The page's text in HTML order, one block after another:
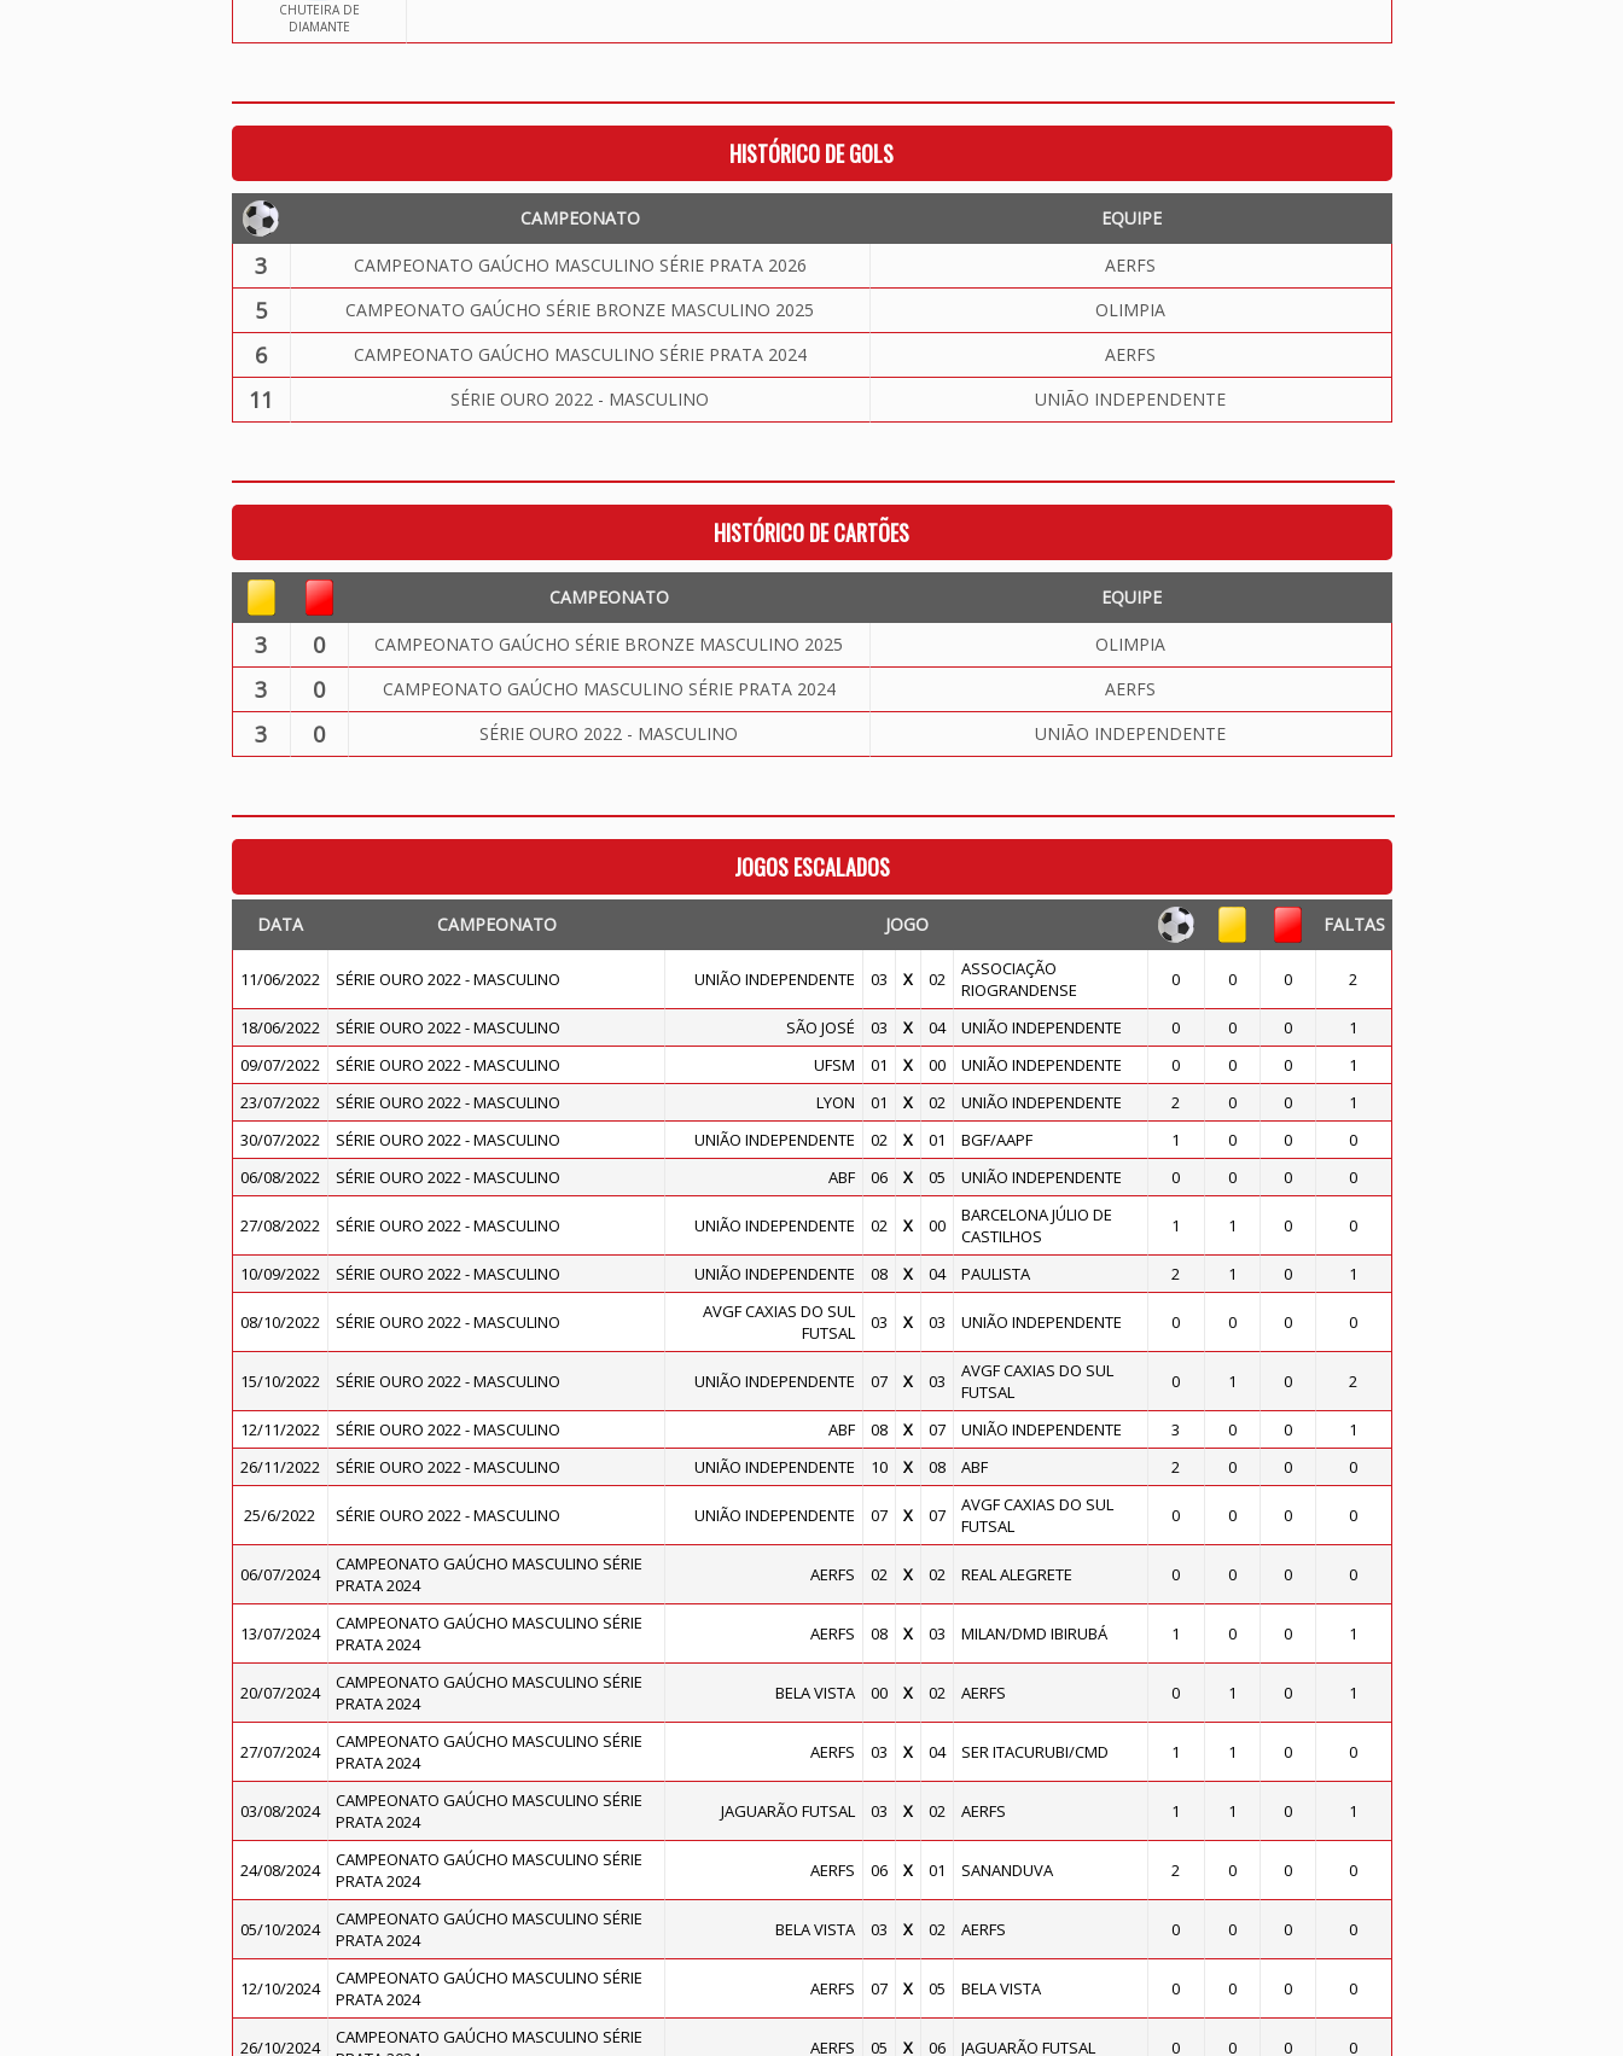
CHUTEIRA DE
DIAMANTE
HISTÓRICO DE GOLS
CAMPEONATO EQUIPE
3 CAMPEONATO GAÚCHO MASCULINO SÉRIE PRATA 2026 AERFS
5 CAMPEONATO GAÚCHO SÉRIE BRONZE MASCULINO 2025 OLIMPIA
6 CAMPEONATO GAÚCHO MASCULINO SÉRIE PRATA 2024 AERFS
11 SÉRIE OURO 2022 - MASCULINO UNIÃO INDEPENDENTE
HISTÓRICO DE CARTÕES
CAMPEONATO EQUIPE
3 0 CAMPEONATO GAÚCHO SÉRIE BRONZE MASCULINO 2025 OLIMPIA
3 0 CAMPEONATO GAÚCHO MASCULINO SÉRIE PRATA 2024 AERFS
3 0 SÉRIE OURO 2022 - MASCULINO UNIÃO INDEPENDENTE
JOGOS ESCALADOS
DATA CAMPEONATO JOGO FALTAS
11/06/2022 SÉRIE OURO 2022 - MASCULINO UNIÃO INDEPENDENTE 03 X 02
ASSOCIAÇÃO
RIOGRANDENSE
0 0 0 2
18/06/2022 SÉRIE OURO 2022 - MASCULINO SÃO JOSÉ 03 X 04 UNIÃO INDEPENDENTE 0 0 0
1
09/07/2022
SÉRIE OURO 2022 - MASCULINO UFSM 01 X 00 UNIÃO INDEPENDENTE 0 0 0
1
23/07/2022
SÉRIE OURO 2022 - MASCULINO LYON 01 X 02 UNIÃO INDEPENDENTE 2 0 0
1
30/07/2022
SÉRIE OURO 2022 - MASCULINO UNIÃO INDEPENDENTE 02 X 01 BGF/AAPF 1 0 0
0
06/08/2022
SÉRIE OURO 2022 - MASCULINO ABF 06 X 05 UNIÃO INDEPENDENTE 0 0 0 0
27/08/2022 SÉRIE OURO 2022 - MASCULINO UNIÃO INDEPENDENTE 02 X 00
BARCELONA JÚLIO DE
CASTILHOS
1 1 0 0
10/09/2022 SÉRIE OURO 2022 - MASCULINO UNIÃO INDEPENDENTE 08 X 04 PAULISTA 2 1 0 1
08/10/2022 SÉRIE OURO 2022 - MASCULINO
AVGF CAXIAS DO SUL
FUTSAL
03 X 03 UNIÃO INDEPENDENTE 0 0 0 0
15/10/2022 SÉRIE OURO 2022 - MASCULINO UNIÃO INDEPENDENTE 07 X 03
AVGF CAXIAS DO SUL
FUTSAL
0 1 0 2
12/11/2022 SÉRIE OURO 2022 - MASCULINO ABF 08 X 07 UNIÃO INDEPENDENTE 3 0 0
1
26/11/2022
SÉRIE OURO 2022 - MASCULINO UNIÃO INDEPENDENTE 10 X 08 ABF 2 0 0 0
25/6/2022 SÉRIE OURO 2022 - MASCULINO UNIÃO INDEPENDENTE 07 X 07
AVGF CAXIAS DO SUL
FUTSAL
0 0 0 0
06/07/2024
CAMPEONATO GAÚCHO MASCULINO SÉRIE
PRATA 2024
AERFS 02 X 02 REAL ALEGRETE 0 0 0 0
13/07/2024
CAMPEONATO GAÚCHO MASCULINO SÉRIE
PRATA 2024
AERFS 08 X 03 MILAN/DMD IBIRUBÁ 1 0 0 1
20/07/2024
CAMPEONATO GAÚCHO MASCULINO SÉRIE
PRATA 2024
BELA VISTA 00 X 02 AERFS 0 1 0 1
27/07/2024
CAMPEONATO GAÚCHO MASCULINO SÉRIE
PRATA 2024
AERFS 03 X 04 SER ITACURUBI/CMD 1 1 0 0
03/08/2024
CAMPEONATO GAÚCHO MASCULINO SÉRIE
PRATA 2024
JAGUARÃO FUTSAL 03 X 02 AERFS 1 1 0 1
24/08/2024
CAMPEONATO GAÚCHO MASCULINO SÉRIE
PRATA 2024
AERFS 06 X 01 SANANDUVA 2 0 0 0
05/10/2024
CAMPEONATO GAÚCHO MASCULINO SÉRIE
PRATA 2024
BELA VISTA 03 X 02 AERFS 0 0 0 0
12/10/2024
CAMPEONATO GAÚCHO MASCULINO SÉRIE
PRATA 2024
AERFS 07 X 05 BELA VISTA 0 0 0 0
26/10/2024
CAMPEONATO GAÚCHO MASCULINO SÉRIE
AERFS 05 X 06 JAGUARÃO FUTSAL 0 0 0 0